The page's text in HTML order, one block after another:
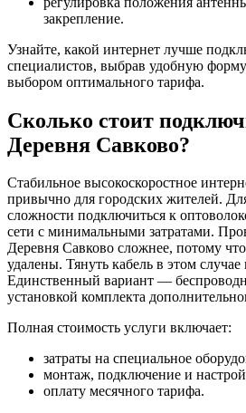
закрепление.
Узнайте, какой интернет лучше
специалистов, выбрав удобную
выбором оптимального тарифа.
Сколько стоит
Деревня Савково?
Стабильное высокоскоростное
привычно для городских жителей.
сложности подключиться к
сети с минимальными затратами.
Деревня Савково сложнее, потому
удалены. Тянуть кабель в этом
Единственный вариант —
установкой комплекта
Полная стоимость услуги включает:
затраты на специальное
монтаж, подключение и
оплату месячного тарифа.